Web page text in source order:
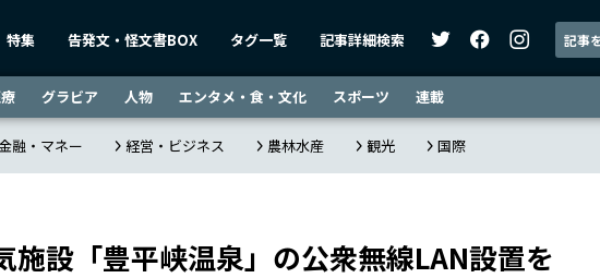
特集 告発文・怪文書BOX タグ一覧 記事詳細検索
グラビア 人物 エンタメ・食・文化 スポーツ 連載
融・マネー 経営・ビジネス 農林水産 観光 国際
設「豊平峡温泉」の公衆無線LAN設置を